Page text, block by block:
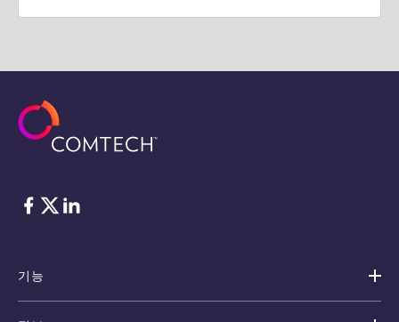
Facebook
Twitter
LinkedIn
기능